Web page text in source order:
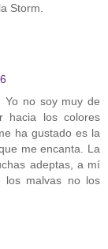
Storm.
Yo no soy muy de
hacia los colores
ha gustado es la
me encanta. La
adeptas, a mí
los malvas no los